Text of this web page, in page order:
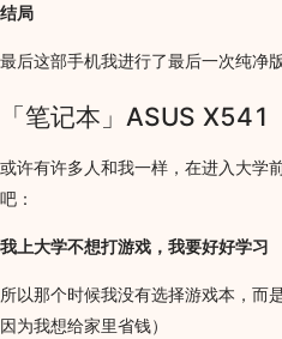
结局
最后这部手机我进行了最后一次纯净
「笔记本」ASUS X541
或许有许多人和我一样，在进入大学
吧：
我上大学不想打游戏，我要好好学习
所以那个时候我没有选择游戏本，而
因为我想给家里省钱）